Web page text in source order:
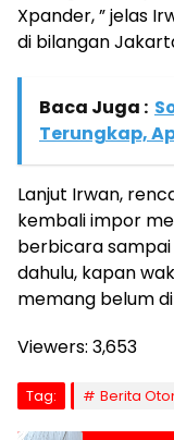
Xpander, ” jelas
di bilangan
Baca Juga :
Terungkap,
Lanjut Irwan,
kembali impor
berbicara
dahulu, kapan
memang belum
Viewers: 3,653
Tag: Berita